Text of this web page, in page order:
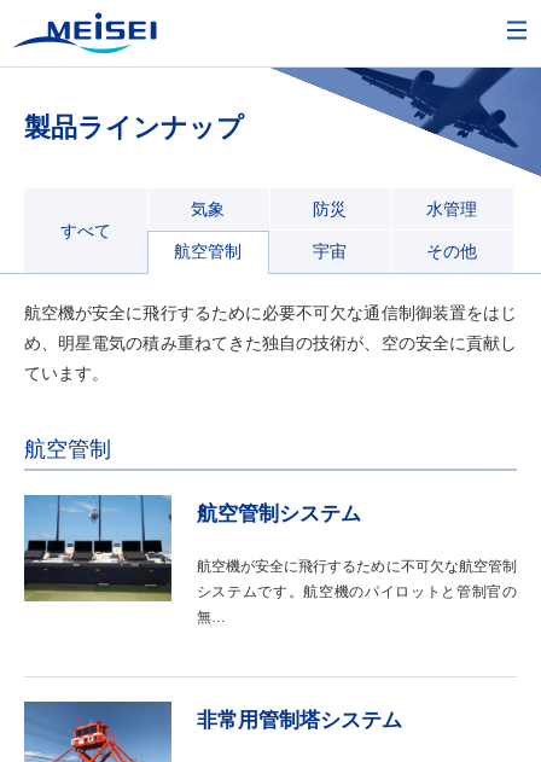
製品ラインナップ
すべて
気象 防災 水管理
航空管制 宇宙 その他
航空機が安全に飛行するために必要不可欠な通信制御装置をはじ
め、明星電気の積み重ねてきた独自の技術が、空の安全に貢献し
ています。
航空管制
航空管制システム
航空機が安全に飛行するために不可欠な航空管制
システムです。航空機のパイロットと管制官の
無…
非常用管制塔システム